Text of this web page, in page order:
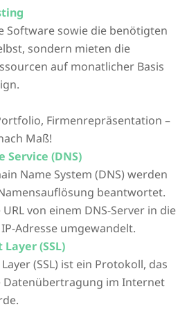
Software sowie die benötigten
sondern mieten die
auf monatlicher Basis
Firmenrepräsentation –
Maß!
Service (DNS)
Name System (DNS) werden
beantwortet.
von einem DNS-Server in die
Adresse umgewandelt.
(SSL)
(SSL) ist ein Protokoll, das
Datenübertragung im Internet